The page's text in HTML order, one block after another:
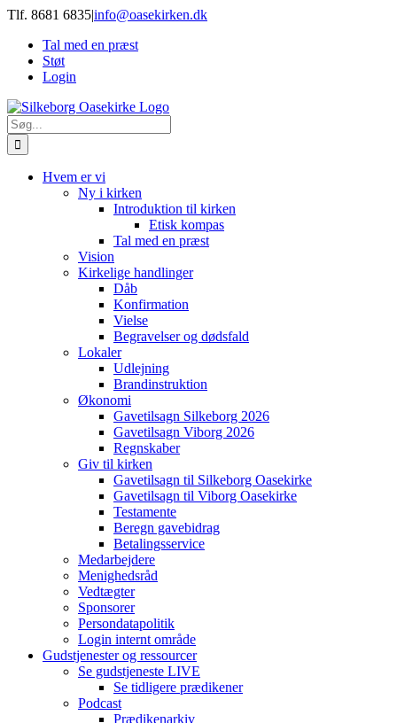
Skip
content
Tlf. 8681 6835|info@oasekirken.dk
Tal med en præst
Støt
Login
Søg
efter:
Hvem er vi
Ny i kirken
Introduktion til kirken
Etisk kompas
Tal med en præst
Vision
Kirkelige handlinger
Dåb
Konfirmation
Vielse
Begravelser og dødsfald
Lokaler
Udlejning
Brandinstruktion
Økonomi
Gavetilsagn Silkeborg 2026
Gavetilsagn Viborg 2026
Regnskaber
Giv til kirken
Gavetilsagn til Silkeborg Oasekirke
Gavetilsagn til Viborg Oasekirke
Testamente
Beregn gavebidrag
Betalingsservice
Medarbejdere
Menighedsråd
Vedtægter
Sponsorer
Persondatapolitik
Login internt område
Gudstjenester og ressourcer
Se gudstjeneste LIVE
Se tidligere prædikener
Podcast
Prædikenarkiv